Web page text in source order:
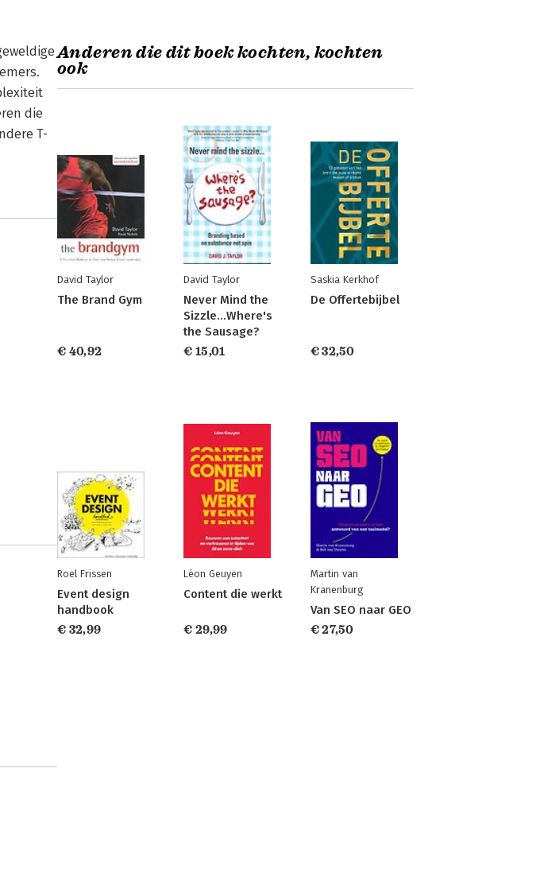
die
T-
Anderen die dit boek kochten, kochten
ook
David Taylor
The Brand Gym
€ 40,92
David Taylor
Never Mind the
Sizzle...Where's
the Sausage?
€ 15,01
Saskia Kerkhof
De Offertebijbel
€ 32,50
Roel Frissen
Event design
handbook
€ 32,99
Léon Geuyen
Content die werkt
€ 29,99
Martin van
Kranenburg
Van SEO naar GEO
€ 27,50